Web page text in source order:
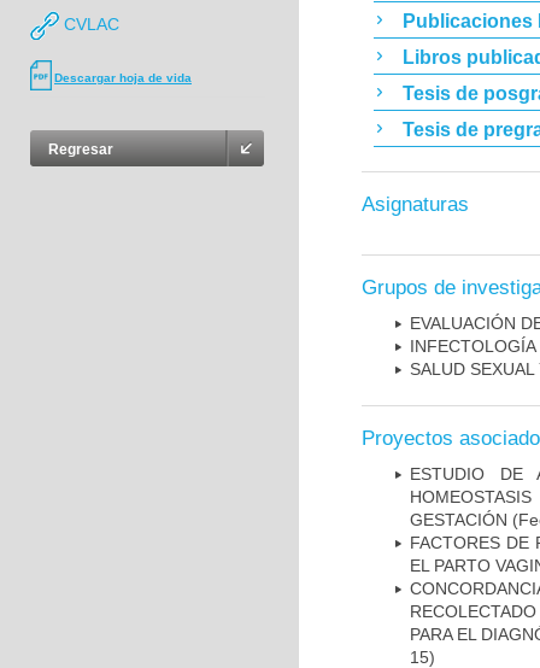
CVLAC
Descargar hoja de vida
Regresar
Publicaciones
Libros
Tesis de
Tesis de
Asignaturas
Grupos de
EVALUACIÓN
SALUD
Proyectos
ESTUDIO DE
GESTACIÓN
FACTORES DE
EL PARTO
PARA EL
15)